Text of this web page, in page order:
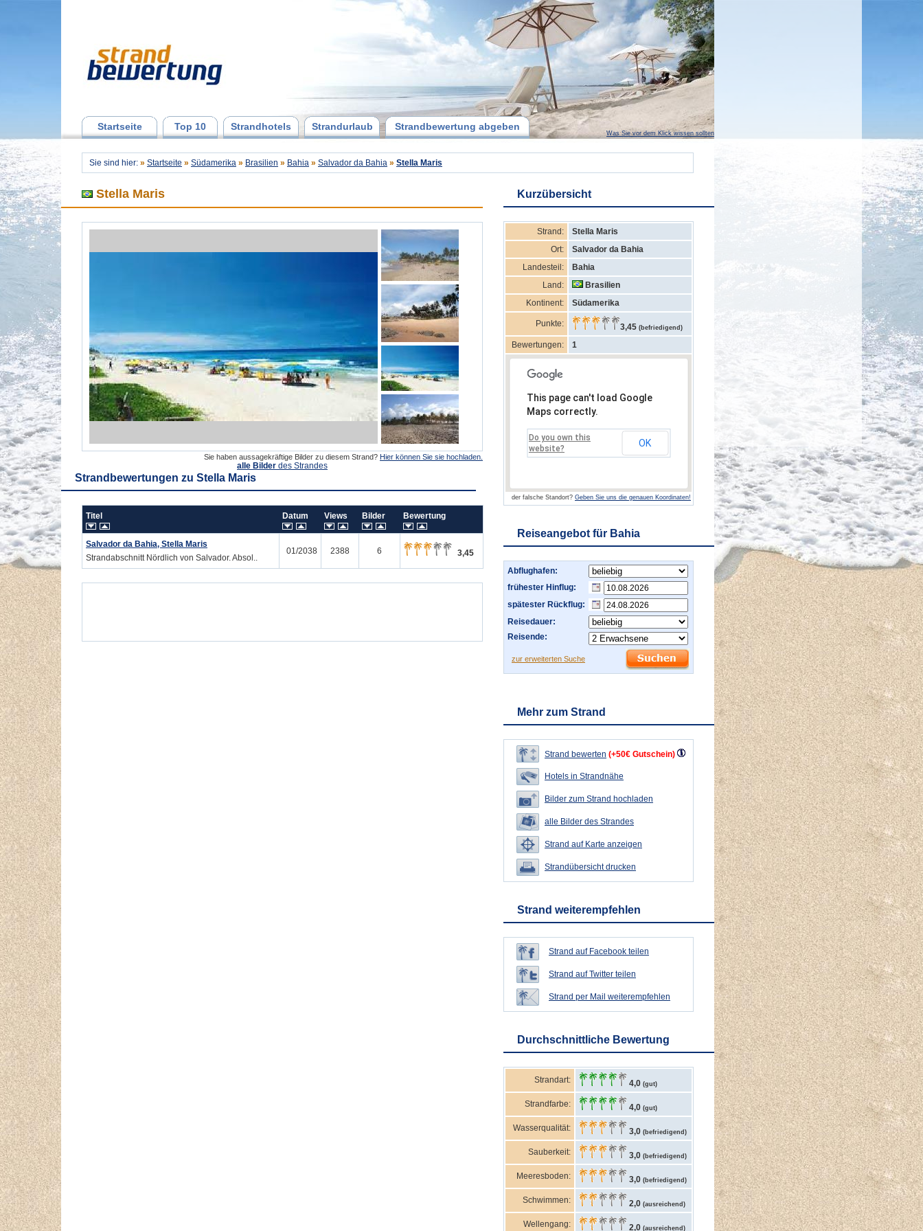
Startseite Top 10 Strandhotels Strandurlaub Strandbewertung abgeben
Was Sie vor dem Klick wissen sollten
Sie sind hier: » Startseite » Südamerika » Brasilien » Bahia » Salvador da Bahia » Stella Maris
Stella Maris
Sie haben aussagekräftige Bilder zu diesem Strand? Hier können Sie sie hochladen.
alle Bilder des Strandes
Strandbewertungen zu Stella Maris
Titel Datum Views Bilder Bewertung
Salvador da Bahia, Stella Maris
Strandabschnitt Nördlich von Salvador. Absol..
01/2038 2388 6 3,45
Kurzübersicht
Strand:
Stella Maris
Ort:
Salvador da Bahia
Landesteil:
Bahia
Land:
Brasilien
Kontinent:
Südamerika
Punkte: 3,45 (befriedigend)
Bewertungen: 1
This page can't load Google
Maps correctly.
Do you own this
website?
OK
der falsche Standort? Geben Sie uns die genauen Koordinaten!
Reiseangebot für Bahia
Abflughafen:
frühester Hinflug:
spätester Rückflug:
Reisedauer:
Reisende:
zur erweiterten Suche
Mehr zum Strand
Strand bewerten (+50€ Gutschein)
Hotels in Strandnähe
Bilder zum Strand hochladen
alle Bilder des Strandes
Strand auf Karte anzeigen
Strandübersicht drucken
Strand weiterempfehlen
Strand auf Facebook teilen
Strand auf Twitter teilen
Strand per Mail weiterempfehlen
Durchschnittliche Bewertung
Strandart: 4,0 (gut)
Strandfarbe: 4,0 (gut)
Wasserqualität: 3,0 (befriedigend)
Sauberkeit: 3,0 (befriedigend)
Meeresboden: 3,0 (befriedigend)
Schwimmen: 2,0 (ausreichend)
Wellengang: 2,0 (ausreichend)